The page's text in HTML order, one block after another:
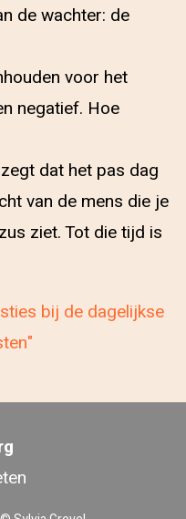
de wachter: de
voor het
negatief. Hoe
dat het pas dag
van de mens die je
ziet. Tot die tijd is
bij de dagelijkse